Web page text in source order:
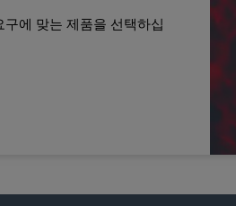
에 맞는 제품을 선택하십